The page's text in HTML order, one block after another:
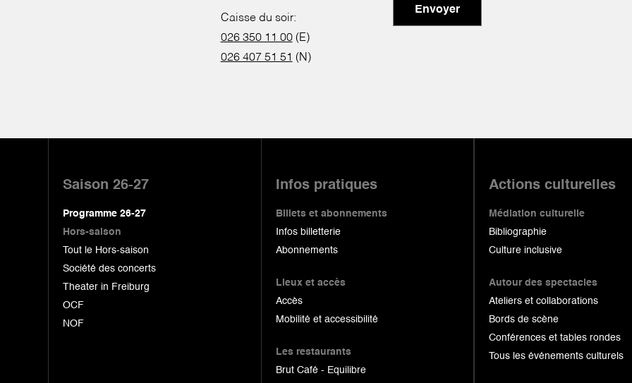
Caisse du soir:
026 350 11 00(E)
026 407 51 51 (N)
Envoyer
Saison 26-27
Programme 26-27
Hors-saison
Tout le Hors-saison
Société des concerts
Theater in Freiburg
OCF
NOF
Infos pratiques
Billets et abonnements
Infos billetterie
Abonnements
Lieux et accès
Accès
Mobilité et accessibilité
Les restaurants
Brut Café - Equilibre
Actions culturelles
Médiation culturelle
Bibliographie
Culture inclusive
Autour des spectacles
Ateliers et collaborations
Bords de scène
Conférences et tables rondes
Tous les événements culturels